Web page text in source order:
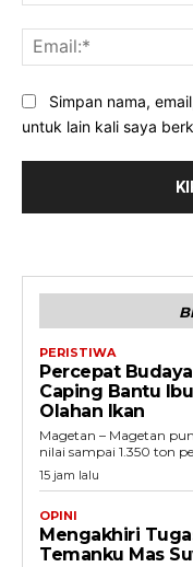
Simpan nama,
untuk lain kali saya
PERISTIWA
Percepat
Caping Bantu
Olahan Ikan
Magetan – Magetan
nilai sampai 1.350 ton
15 jam lalu
OPINI
Mengakhiri
Temanku Mas